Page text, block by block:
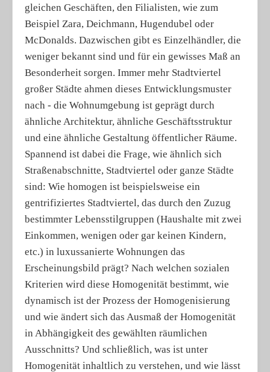
gleichen Geschäften, den Filialisten, wie zum
Beispiel Zara, Deichmann, Hugendubel oder
McDonalds. Dazwischen gibt es Einzelhändler, die
weniger bekannt sind und für ein gewisses Maß an
Besonderheit sorgen. Immer mehr Stadtviertel
großer Städte ahmen dieses Entwicklungsmuster
nach - die Wohnumgebung ist geprägt durch
ähnliche Architektur, ähnliche Geschäftsstruktur
und eine ähnliche Gestaltung öffentlicher Räume.
Spannend ist dabei die Frage, wie ähnlich sich
Straßenabschnitte, Stadtviertel oder ganze Städte
sind: Wie homogen ist beispielsweise ein
gentrifiziertes Stadtviertel, das durch den Zuzug
bestimmter Lebensstilgruppen (Haushalte mit zwei
Einkommen, wenigen oder gar keinen Kindern,
etc.) in luxussanierte Wohnungen das
Erscheinungsbild prägt? Nach welchen sozialen
Kriterien wird diese Homogenität bestimmt, wie
dynamisch ist der Prozess der Homogenisierung
und wie ändert sich das Ausmaß der Homogenität
in Abhängigkeit des gewählten räumlichen
Ausschnitts? Und schließlich, was ist unter
Homogenität inhaltlich zu verstehen, und wie lässt